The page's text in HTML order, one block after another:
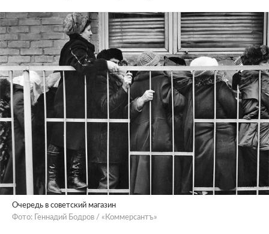
Очередь в советский магазин
Фото: Геннадий Бодров / «Коммерсантъ»